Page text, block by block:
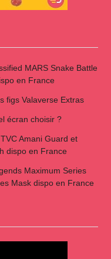
MARS Snake Battle
en France
figs Valaverse Extras
écran choisir ?
Amani Guard et
dispo en France
Maximum Series
Mask dispo en France